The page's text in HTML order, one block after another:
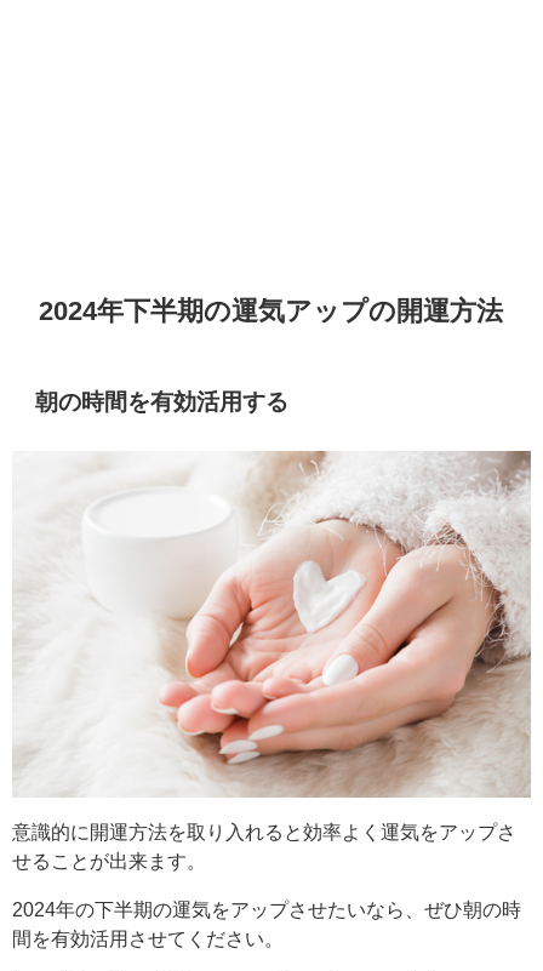
2024年下半期の運気アップの開運方法
朝の時間を有効活用する
意識的に開運方法を取り入れると効率よく運気をアップさ
せることが出来ます。
2024年の下半期の運気をアップさせたいなら、ぜひ朝の時
間を有効活用させてください。